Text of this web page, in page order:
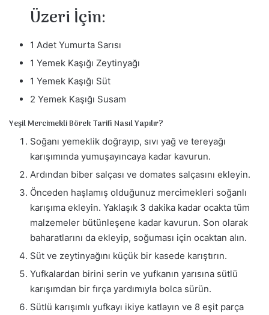
Üzeri İçin:
1 Adet Yumurta Sarısı
1 Yemek Kaşığı Zeytinyağı
1 Yemek Kaşığı Süt
2 Yemek Kaşığı Susam
Yeşil Mercimekli Börek Tarifi Nasıl Yapılır?
Soğanı yemeklik doğrayıp, sıvı yağ ve tereyağı
karışımında yumuşayıncaya kadar kavurun.
Ardından biber salçası ve domates salçasını ekleyin.
Önceden haşlamış olduğunuz mercimekleri soğanlı
karışıma ekleyin. Yaklaşık 3 dakika kadar ocakta tüm
malzemeler bütünleşene kadar kavurun. Son olarak
baharatlarını da ekleyip, soğuması için ocaktan alın.
Süt ve zeytinyağını küçük bir kasede karıştırın.
Yufkalardan birini serin ve yufkanın yarısına sütlü
karışımdan bir fırça yardımıyla bolca sürün.
Sütlü karışımlı yufkayı ikiye katlayın ve 8 eşit parça